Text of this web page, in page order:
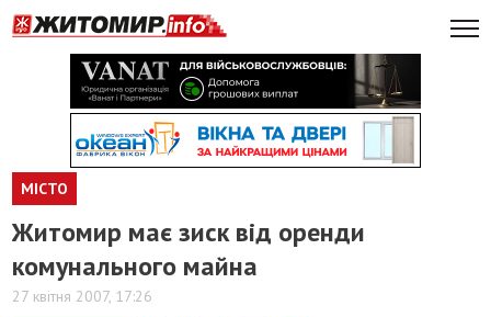
МІСТО
Житомир має зиск від оренди
комунального майна
27 квітня 2007, 17:26